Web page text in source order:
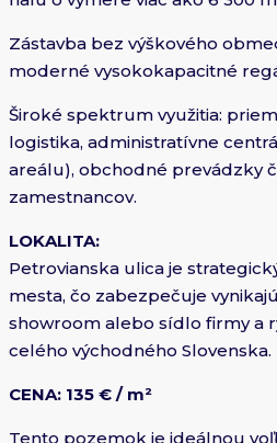
Zástavba bez výškového
moderné vysokokapacitné
Široké spektrum využitia:
logistika, administratívne
areálu), obchodné prevádzky
zamestnancov.
LOKALITA:
Petrovianska ulica je
mesta, čo zabezpečuje
showroom alebo sídlo firmy a
celého východného Slovenska.
CENA: 135 € / m²
Tento pozemok je ideálnou